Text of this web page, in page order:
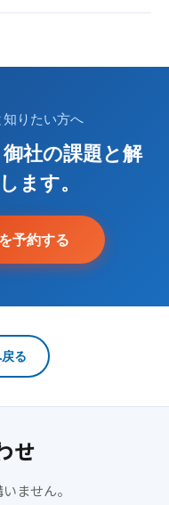
りたい方へ
社の課題と解
ます。
予約する
る
せ
ません。